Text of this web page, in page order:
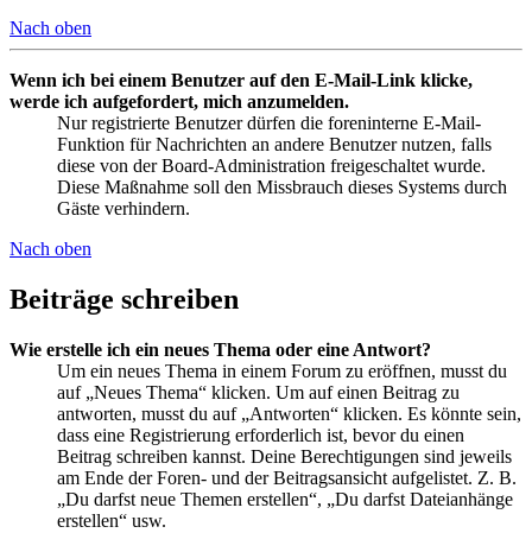
Nach oben
Wenn ich bei einem Benutzer auf den E-Mail-Link klicke,
werde ich aufgefordert, mich anzumelden.
Nur registrierte Benutzer dürfen die foreninterne E-Mail-
Funktion für Nachrichten an andere Benutzer nutzen, falls
diese von der Board-Administration freigeschaltet wurde.
Diese Maßnahme soll den Missbrauch dieses Systems durch
Gäste verhindern.
Nach oben
Beiträge schreiben
Wie erstelle ich ein neues Thema oder eine Antwort?
Um ein neues Thema in einem Forum zu eröffnen, musst du
auf „Neues Thema“ klicken. Um auf einen Beitrag zu
antworten, musst du auf „Antworten“ klicken. Es könnte sein,
dass eine Registrierung erforderlich ist, bevor du einen
Beitrag schreiben kannst. Deine Berechtigungen sind jeweils
am Ende der Foren- und der Beitragsansicht aufgelistet. Z. B.
„Du darfst neue Themen erstellen“, „Du darfst Dateianhänge
erstellen“ usw.